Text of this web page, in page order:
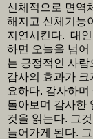
신체적으로 면역
해지고 신체기능
지연시킨다. 대
하면 오늘을 넘어
는 긍정적인 사람
감사의 효과가
요하다. 감사하
돌아보며 감사한
것을 읽는다. 그
늘어가게 된다.